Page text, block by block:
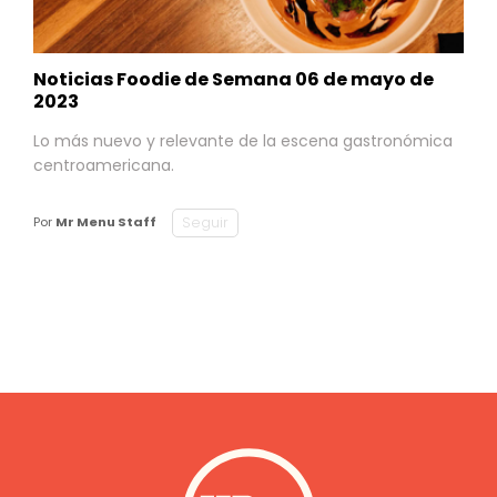
Noticias Foodie de Semana 06 de mayo de
2023
Lo más nuevo y relevante de la escena gastronómica
centroamericana.
Por Mr Menu Staff Seguir